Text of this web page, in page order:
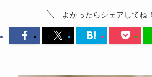
よかったらシェアしてね！